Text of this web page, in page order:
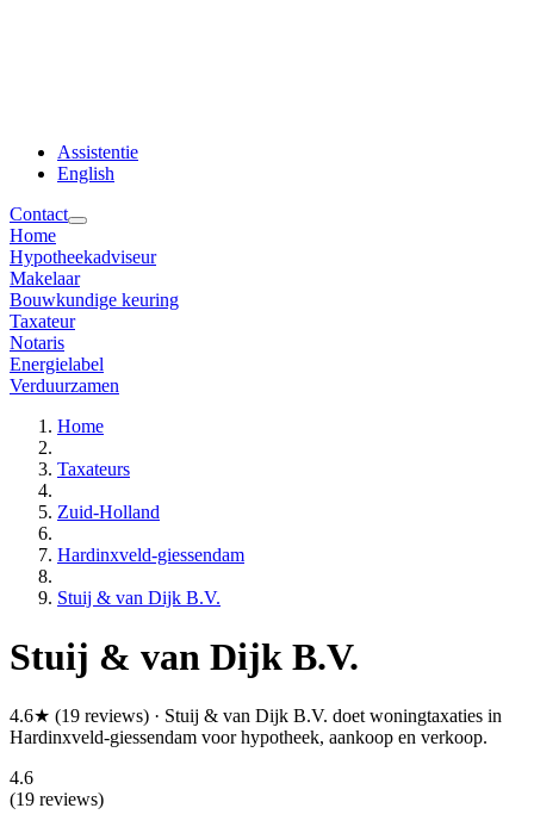
Assistentie
English
Contact
Home
Hypotheekadviseur
Makelaar
Bouwkundige keuring
Taxateur
Notaris
Energielabel
Verduurzamen
Home
Taxateurs
Zuid-Holland
Hardinxveld-giessendam
Stuij & van Dijk B.V.
Stuij & van Dijk B.V.
4.6★ (19 reviews) · Stuij & van Dijk B.V. doet woningtaxaties in
Hardinxveld-giessendam voor hypotheek, aankoop en verkoop.
4.6
(19 reviews)